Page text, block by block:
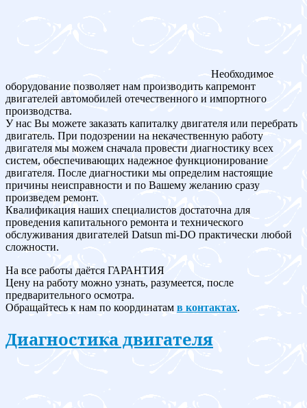
Необходимое
оборудование позволяет нам производить капремонт
двигателей автомобилей отечественного и импортного
производства.
У нас Вы можете заказать капиталку двигателя или перебрать
двигатель. При подозрении на некачественную работу
двигателя мы можем сначала провести диагностику всех
систем, обеспечивающих надежное функционирование
двигателя. После диагностики мы определим настоящие
причины неисправности и по Вашему желанию сразу
произведем ремонт.
Квалификация наших специалистов достаточна для
проведения капитального ремонта и технического
обслуживания двигателей Datsun mi-DO практически любой
сложности.
На все работы даётся ГАРАНТИЯ
Цену на работу можно узнать, разумеется, после
предварительного осмотра.
Обращайтесь к нам по координатам в контактах.
Диагностика двигателя